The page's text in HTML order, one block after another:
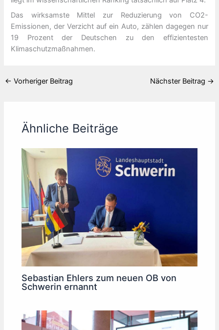
Das wirksamste Mittel zur Reduzierung von CO2-
Emissionen, der Verzicht auf ein Auto, zählen dagegen nur
19 Prozent der Deutschen zu den effizientesten
Klimaschutzmaßnahmen.
← Vorheriger Beitrag Nächster Beitrag →
Ähnliche Beiträge
Sebastian Ehlers zum neuen OB von
Schwerin ernannt